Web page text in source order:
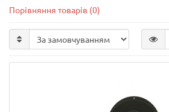
Порівняння товарів (0)